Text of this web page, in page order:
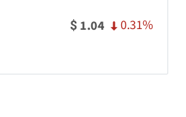
$ 1.04 0.31%